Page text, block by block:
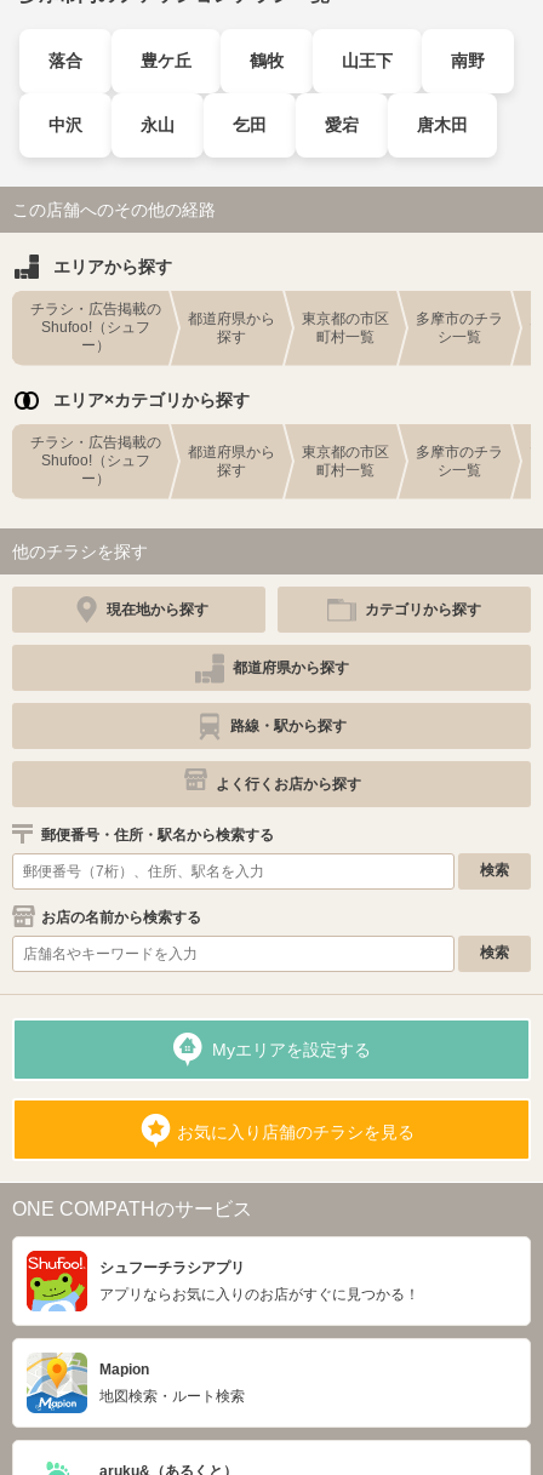
落合 豊ケ丘 鶴牧 山王下 南野
中沢 永山 乞田 愛宕 唐木田
この店舗へのその他の経路
エリアから探す
チラシ・広告掲載の
Shufoo!（シュフ
ー）
都道府県から
探す
東京都の市区
町村一覧
多摩市のチラ
シ一覧
エリア×カテゴリから探す
チラシ・広告掲載の
Shufoo!（シュフ
ー）
都道府県から
探す
東京都の市区
町村一覧
多摩市のチラ
シ一覧
他のチラシを探す
現在地から探す カテゴリから探す
都道府県から探す
路線・駅から探す
よく行くお店から探す
郵便番号・住所・駅名から検索する
お店の名前から検索する
Myエリアを設定する
お気に入り店舗のチラシを見る
ONE COMPATHのサービス
シュフーチラシアプリ
アプリならお気に入りのお店がすぐに見つかる！
Mapion
地図検索・ルート検索
aruku&（あるくと）